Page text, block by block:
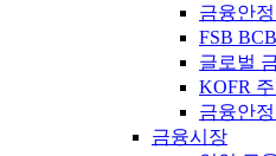
금융안
FSB
글로벌
KOFR
금융안
금융시장